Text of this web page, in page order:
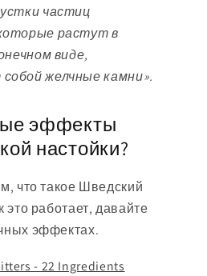
частиц
растут в
виде,
желчные камни».
эффекты
настойки?
что такое Шведский
это работает, давайте
эффектах.
- 22 Ingredients